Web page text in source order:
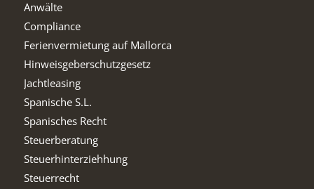
Anwälte
Compliance
Ferienvermietung auf Mallorca
Hinweisgeberschutzgesetz
Jachtleasing
Spanische S.L.
Spanisches Recht
Steuerberatung
Steuerhinterziehhung
Steuerrecht